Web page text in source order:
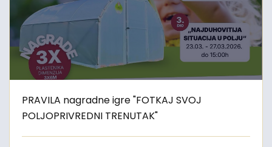
PRAVILA nagradne igre "FOTKAJ SVOJ
POLJOPRIVREDNI TRENUTAK"